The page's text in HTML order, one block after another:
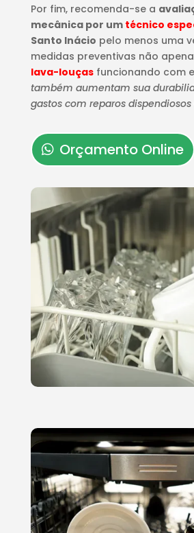
Por fim, recomenda-se a
mecânica por um técnico
Santo Inácio pelo menos uma
medidas preventivas não
lava-louçasfuncionando com
também aumentam sua
gastos com reparos dispendiosos
Orçamento Online